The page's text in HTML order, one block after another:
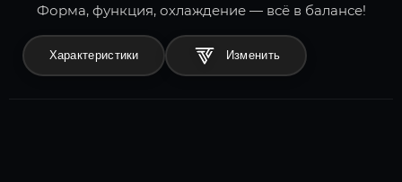
Форма, функция, охлаждение — всё в балансе!
Характеристики